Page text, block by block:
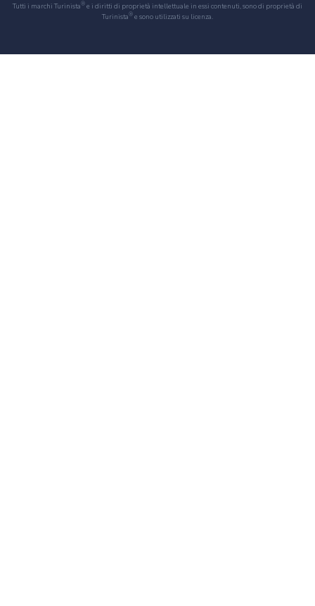
Tutti i marchi Turinista® e i diritti di proprietà intellettuale in essi contenuti, sono di proprietà di
Turinista® e sono utilizzati su licenza.